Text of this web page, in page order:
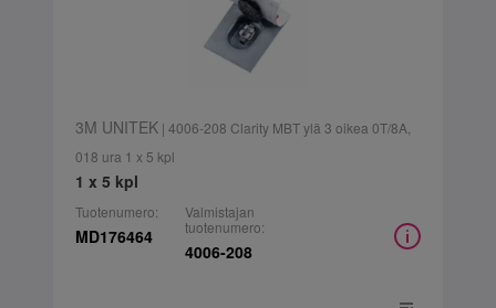
3M UNITEK| 4006-208 Clarity MBT ylä 3 oikea 0T/8A,
018 ura 1 x 5 kpl
1 x 5 kpl
Tuotenumero:
MD176464
Valmistajan
tuotenumero:
4006-208